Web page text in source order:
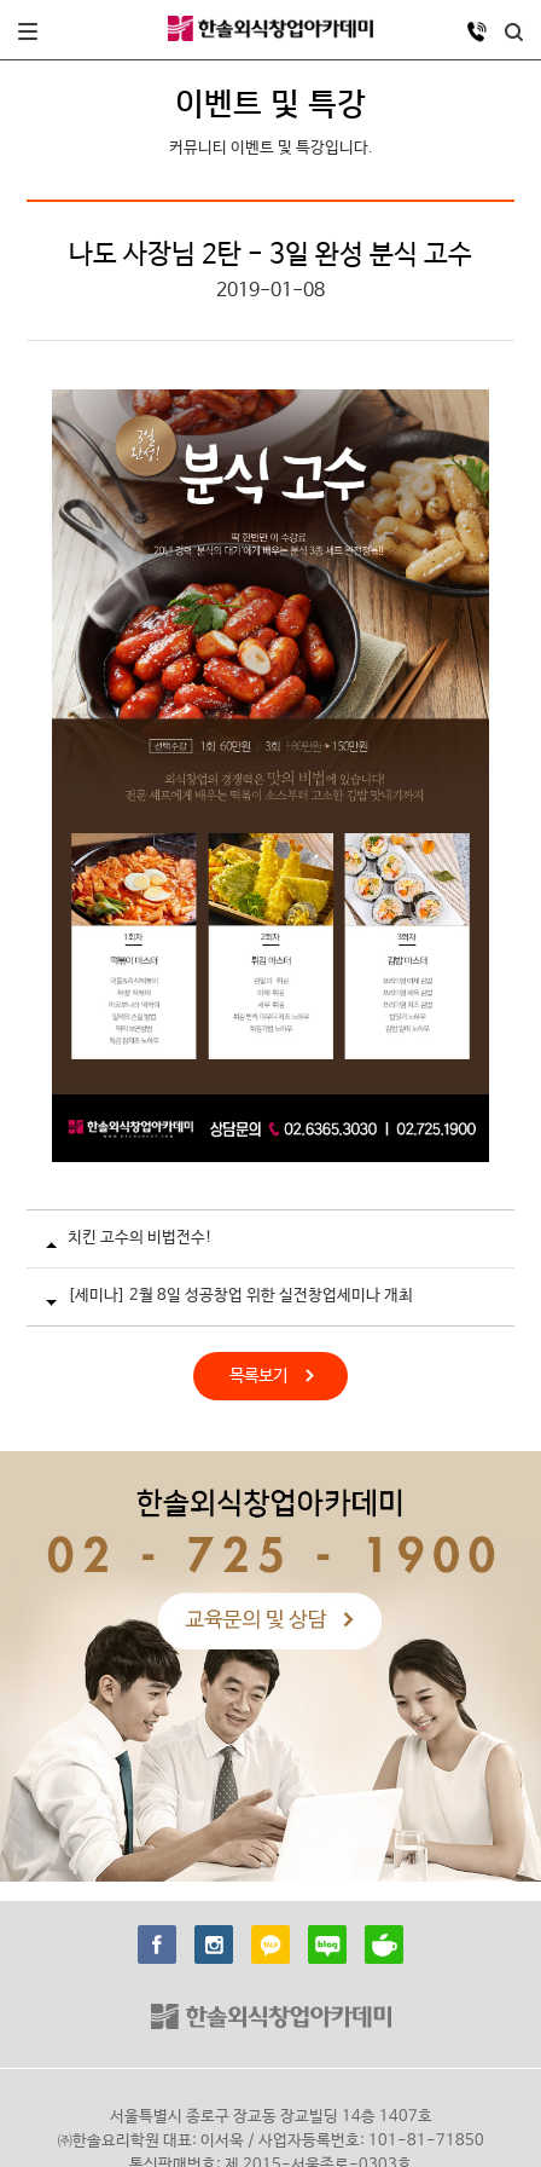
이벤트 및 특강
커뮤니티 이벤트 및 특강입니다.
나도 사장님 2탄 - 3일 완성 분식 고수
2019-01-08
치킨 고수의 비법전수!
[세미나] 2월 8일 성공창업 위한 실전창업세미나 개최
목록보기
서울특별시 종로구 장교동 장교빌딩 14층 1407호
㈜한솔요리학원 대표: 이서욱 / 사업자등록번호: 101-81-71850